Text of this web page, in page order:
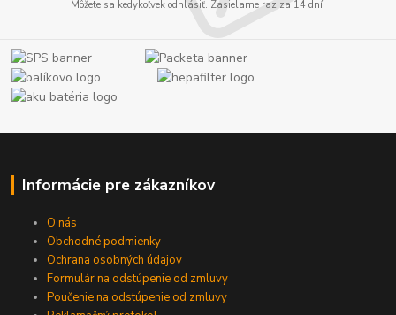
Môžete sa kedykoľvek odhlásiť. Zasielame raz za 14 dní.
Informácie pre zákazníkov
O nás
Obchodné podmienky
Ochrana osobných údajov
Formulár na odstúpenie od zmluvy
Poučenie na odstúpenie od zmluvy